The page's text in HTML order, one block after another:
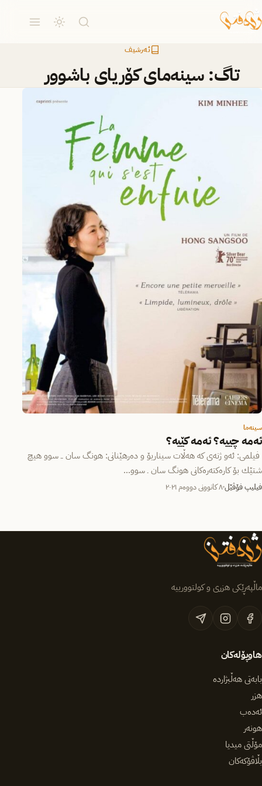
ئەرشیف
تاگ:سینەمای کۆریای باشوور
سینەما
ئه‌مه‌ چییه‌؟ ئه‌مه‌ كێیه‌؟
فیلمی: ئه‌و ژنه‌ی كه‌ هه‌ڵات سیناریۆ و ده‌رهێنانی: هونگ سان ــ سوو هیچ
شتێك بۆ كاره‌كته‌ره‌كانی هونگ سان ـ سوو…
فیلیپ فۆڤێل٨ کانوونی دووەم ٢٠٢١
ماڵپەڕێکی هزری و کولتوورییە
هاوپۆلەکان
بابەتی هەڵبژاردە
هزر
ئەدەب
هونەر
مۆڵتی میدیا
بڵاڤۆکەکان